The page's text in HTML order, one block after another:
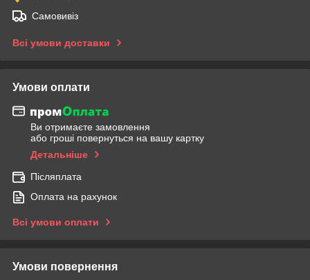
Самовивіз
Всі умови доставки
Умови оплати
Ви отримаєте замовлення
або гроші повернуться на вашу картку
Детальніше
Післяплата
Оплата на рахунок
Всі умови оплати
Умови повернення